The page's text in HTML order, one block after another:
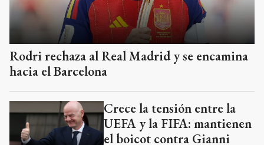
Rodri rechaza al Real Madrid y se encamina
hacia el Barcelona
Crece la tensión entre la
UEFA y la FIFA: mantienen
el boicot contra Gianni